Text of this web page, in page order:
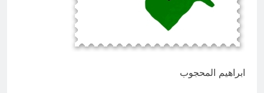
20 ساعة Ago
شعراء العراق الذين بقيت قبورهم في
المنافي.. ووصايا لم تُنفذ
20 ساعة Ago
ابراهيم المحجوب